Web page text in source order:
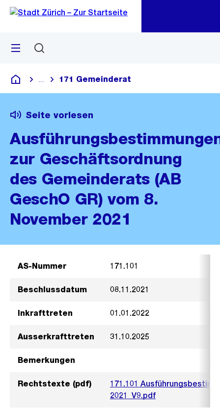
Navigation
Sprunglink
Menü
Deutsch
Blende alle Breadcrumbs ein
171 Gemeinderat
Seite vorlesen
zur Geschäftsordnung
des Gemeinderats (AB
GeschO GR) vom 8.
November 2021
AS-Nummer 171.101
Beschlussdatum 08.11.2021
Inkrafttreten 01.01.2022
Ausserkrafttreten 31.10.2025
Bemerkungen
Rechtstexte (pdf)
171.101
2021_V9.pdf